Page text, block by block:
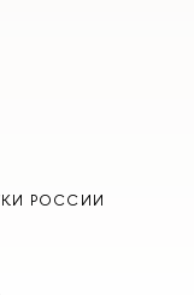
РОССИИ